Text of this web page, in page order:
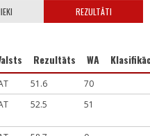
REZULTĀTI
Rezultāts WA
51.6
70
52.5 51